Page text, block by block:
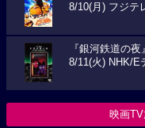
8/10(月) フジテ
『銀河鉄道の夜
8/11(火) NHK/E
映画